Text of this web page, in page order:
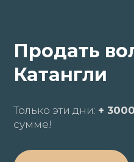
Продать
Катангли
Только эти дни: +
сумме!